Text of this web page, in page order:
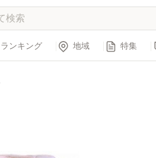
ランキング 地域 特集